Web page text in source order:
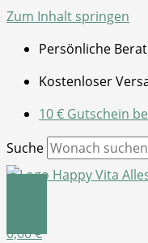
Zum Inhalt springen
Persönliche
Kostenloser
10 € Gutschein
Suche
0,00€